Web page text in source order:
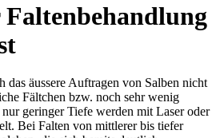
Faltenbehandlung
das äussere Auftragen von Salben nicht
Fältchen bzw. noch sehr wenig
geringer Tiefe werden mit Laser oder
Bei Falten von mittlerer bis tiefer